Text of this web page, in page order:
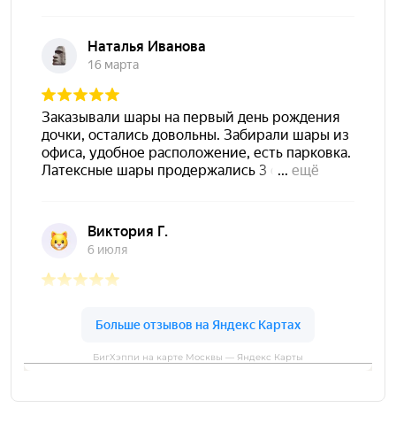
БигХэппи на карте Москвы — Яндекс Карты